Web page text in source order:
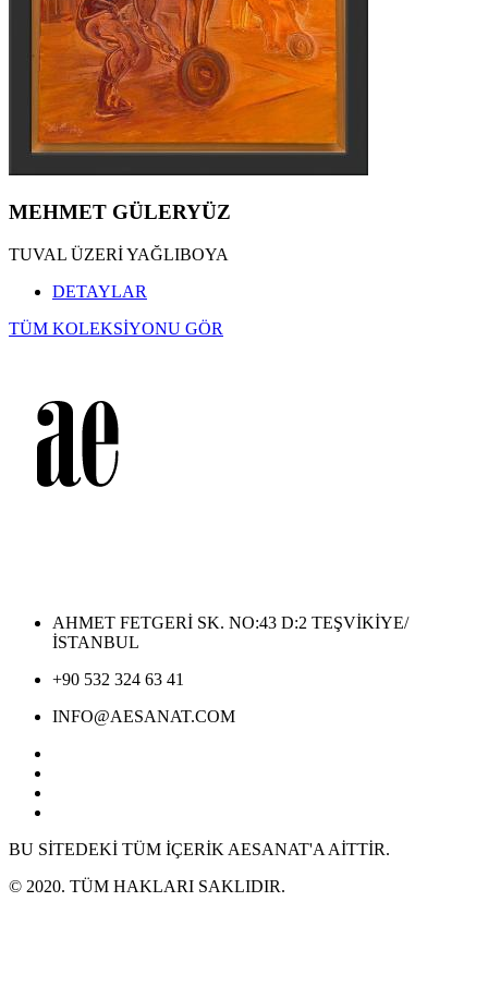
MEHMET GÜLERYÜZ
TUVAL ÜZERİ YAĞLIBOYA
DETAYLAR
TÜM KOLEKSİYONU GÖR
AHMET FETGERİ SK. NO:43 D:2 TEŞVİKİYE/
İSTANBUL
+90 532 324 63 41
INFO@AESANAT.COM
BU SİTEDEKİ TÜM İÇERİK AESANAT'A AİTTİR.
© 2020. TÜM HAKLARI SAKLIDIR.